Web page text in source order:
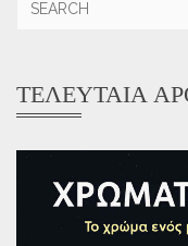
ΤΕΛΕΥΤΑΊΑ